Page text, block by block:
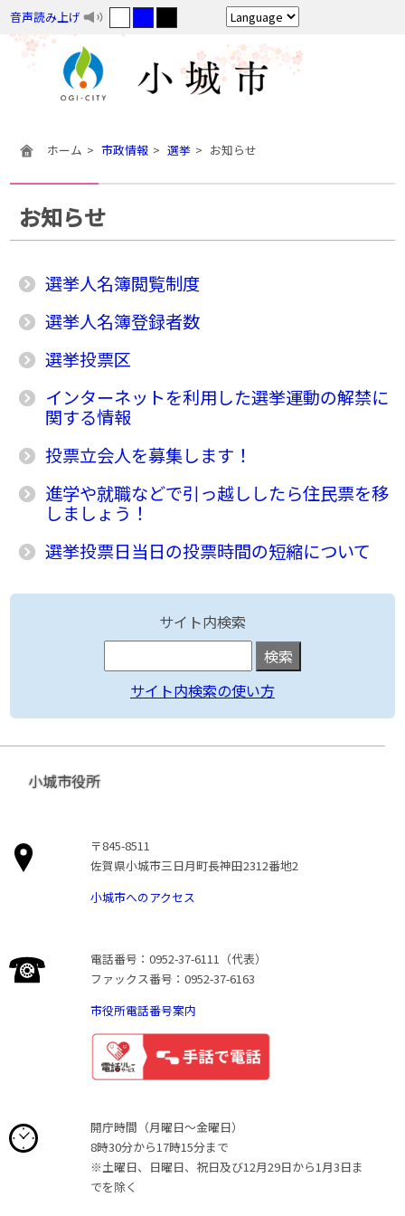
音声読み上げ
ホーム 市政情報 選挙 お知らせ
お知らせ
選挙人名簿閲覧制度
選挙人名簿登録者数
選挙投票区
インターネットを利用した選挙運動の解禁に
関する情報
投票立会人を募集します！
進学や就職などで引っ越ししたら住民票を移
しましょう！
選挙投票日当日の投票時間の短縮について
サイト内検索
サイト内検索の使い方
小城市役所
〒845-8511
佐賀県小城市三日月町長神田2312番地2
小城市へのアクセス
電話番号：0952-37-6111（代表）
ファックス番号：0952-37-6163
市役所電話番号案内
開庁時間（月曜日〜金曜日）
8時30分から17時15分まで
※土曜日、日曜日、祝日及び12月29日から1月3日ま
でを除く